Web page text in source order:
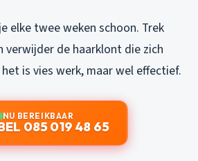
elke twee weken schoon. Trek
de haarklont die zich
is vies werk, maar wel effectief.
NU BEREIKBAAR
085 019 48 65